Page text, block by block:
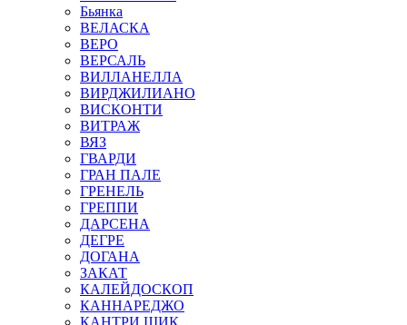
Бьянка
ВЕЛАСКА
ВЕРО
ВЕРСАЛЬ
ВИЛЛАНЕЛЛА
ВИРДЖИЛИАНО
ВИСКОНТИ
ВИТРАЖ
ВЯЗ
ГВАРДИ
ГРАН ПАЛЕ
ГРЕНЕЛЬ
ГРЕППИ
ДАРСЕНА
ДЕГРЕ
ДОГАНА
ЗАКАТ
КАЛЕЙДОСКОП
КАННАРЕДЖО
КАНТРИ ШИК